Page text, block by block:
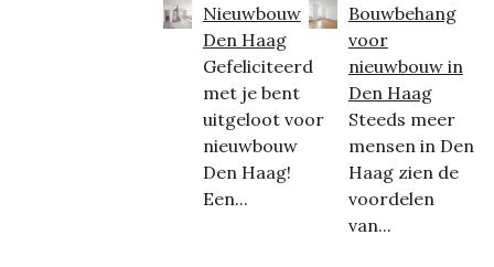
Nieuwbouw
Den Haag
Gefeliciteerd
met je bent
uitgeloot voor
nieuwbouw
Den Haag!
Een...
Bouwbehang
voor
nieuwbouw in
Den Haag
Steeds meer
mensen in Den
Haag zien de
voordelen
van...